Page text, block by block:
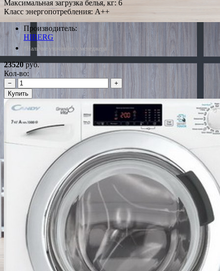
Максимальная загрузка белья, кг: 6
Класс энергопотребления: A++
Производитель:
HIBERG
*Наличие уточняйте у менеджера
23520руб.
Кол-во:
−
+
Купить